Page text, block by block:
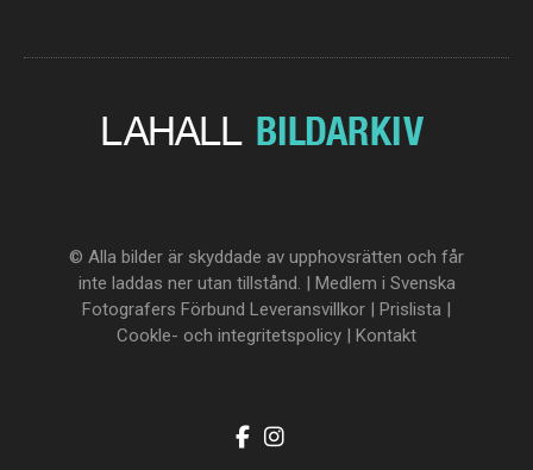
© Alla bilder är skyddade av upphovsrätten och får
inte laddas ner utan tillstånd. | Medlem i Svenska
Fotografers Förbund Leveransvillkor | Prislista |
Cookle- och integritetspolicy | Kontakt